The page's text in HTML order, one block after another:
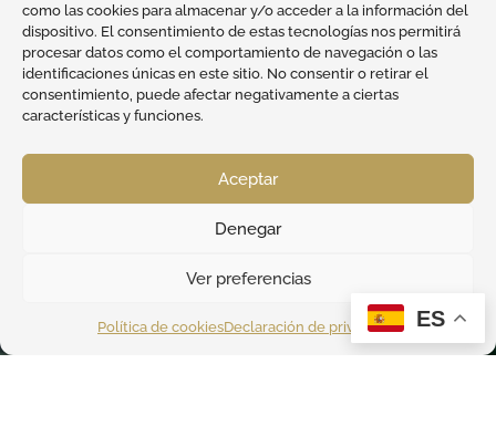
como las cookies para almacenar y/o acceder a la información del
dispositivo. El consentimiento de estas tecnologías nos permitirá
procesar datos como el comportamiento de navegación o las
identificaciones únicas en este sitio. No consentir o retirar el
consentimiento, puede afectar negativamente a ciertas
características y funciones.
Aceptar
Denegar
Ver preferencias
Política de cookiesDeclaración de privacidad ES